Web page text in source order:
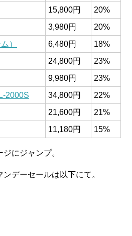
15,800円
20%
3,980円
20%
）
6,480円
18%
24,800円
23%
9,980円
23%
2000S
34,800円
22%
21,600円
21%
11,180円 15%
にジャンプ。
デーセールは以下にて。